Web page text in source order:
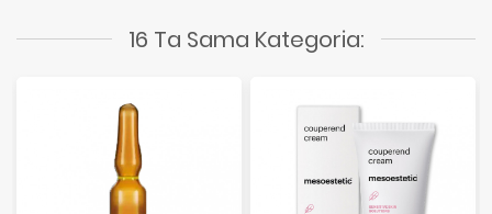
16 Ta Sama Kategoria: